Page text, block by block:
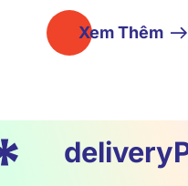
Xem Thêm